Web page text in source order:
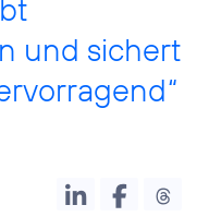
und sichert